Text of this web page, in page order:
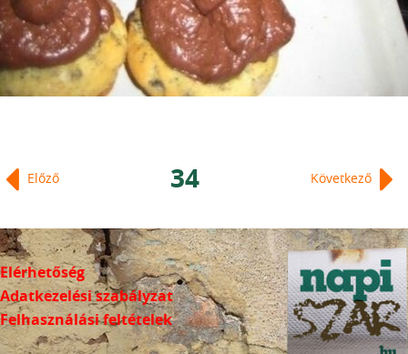
Előző Következő
34
Elérhetőség
Adatkezelési szabályzat
Felhasználási feltételek